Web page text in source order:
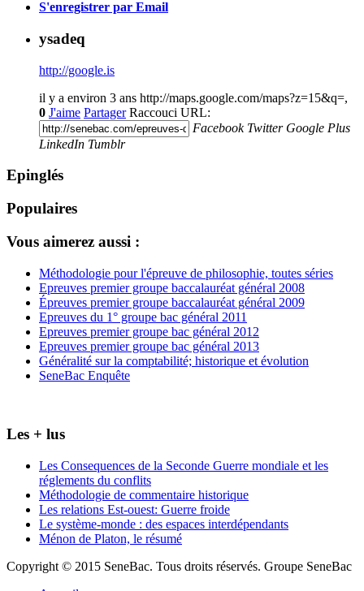
S'enregistrer par Email
ysadeq
http://google.is
il y a environ 3 ans http://maps.google.com/maps?z=15&q=,
0 J'aime Partager Raccouci URL:
Facebook Twitter Google Plus
LinkedIn Tumblr
Epinglés
Populaires
Vous aimerez aussi :
Méthodologie pour l'épreuve de philosophie, toutes séries
Epreuves premier groupe baccalauréat général 2008
Épreuves premier groupe baccalauréat général 2009
Epreuves du 1° groupe bac général 2011
Epreuves premier groupe bac général 2012
Epreuves premier groupe bac général 2013
Généralité sur la comptabilité; historique et évolution
SeneBac Enquête
Les + lus
Les Consequences de la Seconde Guerre mondiale et les
réglements du conflits
Méthodologie de commentaire historique
Les relations Est-ouest: Guerre froide
Le système-monde : des espaces interdépendants
Ménon de Platon, le résumé
Copyright © 2015 SeneBac. Tous droits réservés. Groupe SeneBac